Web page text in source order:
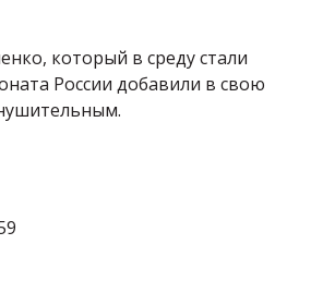
который в среду стали
России добавили в свою